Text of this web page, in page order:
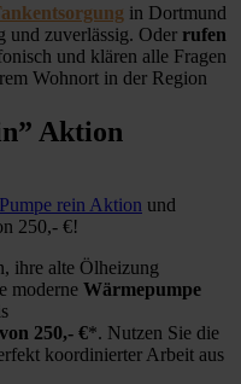
in Dortmund
und zuverlässig. Oder rufen
und klären alle Fragen
Wohnort in der Region
Aktion
rein Aktion und
250,- €!
ihre alte Ölheizung
moderne Wärmepumpe
250,- €*. Nutzen Sie die
koordinierter Arbeit aus